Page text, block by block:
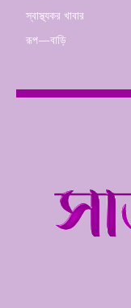
স্বাস্থ্যকর খাবার
রূপ—বাড়ি